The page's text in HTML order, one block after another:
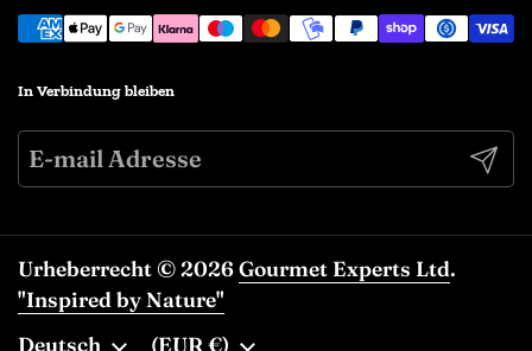
In Verbindung bleiben
Urheberrecht © 2026Gourmet Experts Ltd.
"Inspired by Nature"
Sprache
Deutsch Land/Region
(EUR €)